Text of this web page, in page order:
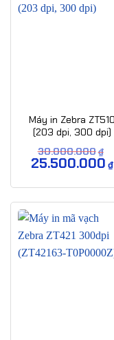
Máy in Zebra ZT510
(203 dpi, 300 dpi)
30.000.000₫
Giá
gốc
30.000.000₫.
25.500.000 ₫